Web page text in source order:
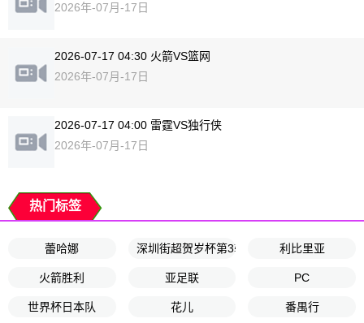
2026年-07月-17日
2026-07-17 04:30 火箭VS篮网
2026年-07月-17日
2026-07-17 04:00 雷霆VS独行侠
2026年-07月-17日
热门标签
蕾哈娜 深圳街超贺岁杯第3轮 利比里亚
火箭胜利 亚足联 PC
世界杯日本队 花儿 番禺行